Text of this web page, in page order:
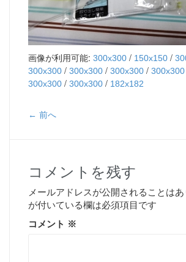
画像が利用可能: 300x300 / 150x150 /
300x300 / 300x300 / 300x300 / 300x300
300x300 / 300x300 / 182x182
← 前へ
コメントを残す
メールアドレスが公開されることはあ
が付いている欄は必須項目です
コメント ※